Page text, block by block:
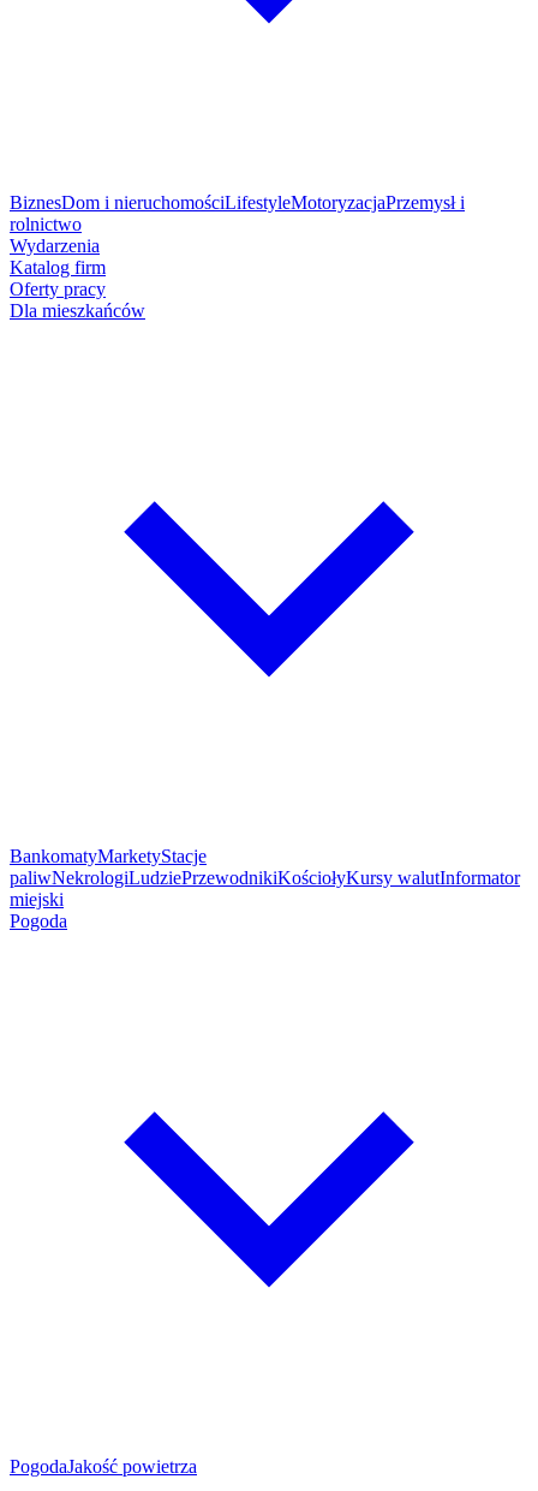
BiznesDom i nieruchomościLifestyleMotoryzacjaPrzemysł i
rolnictwo
Wydarzenia
Katalog firm
Oferty pracy
Dla mieszkańców
BankomatyMarketyStacje
paliwNekrologiLudziePrzewodnikiKościołyKursy walutInformator
miejski
Pogoda
PogodaJakość powietrza